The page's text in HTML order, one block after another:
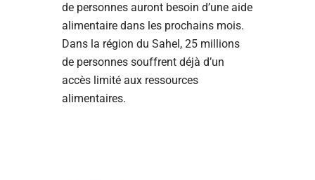
de personnes auront besoin d’une aide
alimentaire dans les prochains mois.
Dans la région du Sahel, 25 millions
de personnes souffrent déjà d’un
accès limité aux ressources
alimentaires.